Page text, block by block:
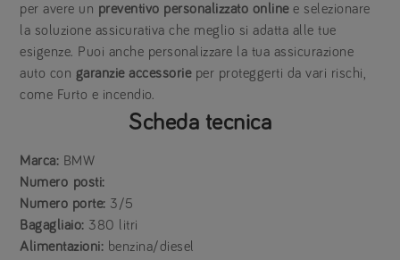
per avere un preventivo personalizzato onlinee selezionare
la soluzione assicurativa che meglio si adatta alle tue
esigenze. Puoi anche personalizzare la tua assicurazione
auto con garanzie accessorieper proteggerti da vari rischi,
come Furto e incendio.
Scheda tecnica
Marca: BMW
Numero posti:
Numero porte: 3/5
Bagagliaio: 380 litri
Alimentazioni: benzina/diesel